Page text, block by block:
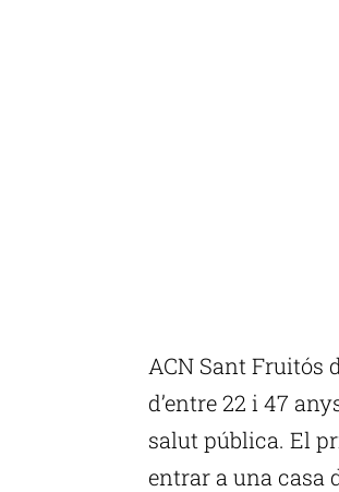
ACN Sant Fruitós
d’entre 22 i 47
salut pública. El
entrar a una casa